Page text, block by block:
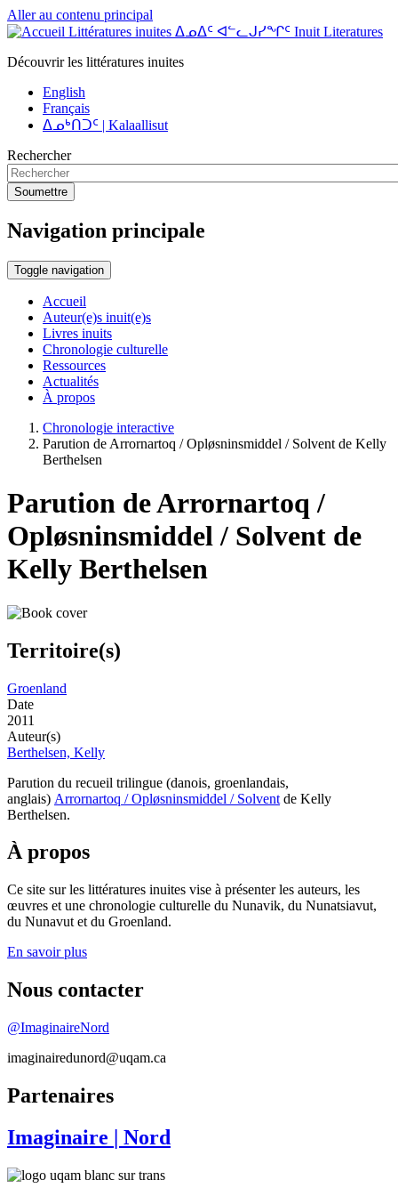
Aller au contenu principal
Littératures inuites ᐃᓄᐃᑦ ᐊᓪᓚᒍᓯᖏᑦ Inuit Literatures
Découvrir les littératures inuites
English
Français
ᐃᓄᒃᑎᑐᑦ | Kalaallisut
Rechercher
Soumettre
Navigation principale
Toggle navigation
Accueil
Auteur(e)s inuit(e)s
Livres inuits
Chronologie culturelle
Ressources
Actualités
À propos
Chronologie interactive
Parution de Arrornartoq / Opløsninsmiddel / Solvent de Kelly
Berthelsen
Parution de Arrornartoq /
Opløsninsmiddel / Solvent de
Kelly Berthelsen
Territoire(s)
Groenland
Date
2011
Auteur(s)
Berthelsen, Kelly
Parution du recueil trilingue (danois, groenlandais,
anglais) Arrornartoq / Opløsninsmiddel / Solvent de Kelly
Berthelsen.
À propos
Ce site sur les littératures inuites vise à présenter les auteurs, les
œuvres et une chronologie culturelle du Nunavik, du Nunatsiavut,
du Nunavut et du Groenland.
En savoir plus
Nous contacter
@ImaginaireNord
imaginairedunord@uqam.ca
Partenaires
Imaginaire | Nord